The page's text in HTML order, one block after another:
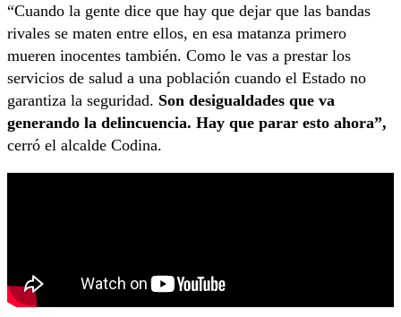
“Cuando la gente dice que hay que dejar que las bandas
rivales se maten entre ellos, en esa matanza primero
mueren inocentes también. Como le vas a prestar los
servicios de salud a una población cuando el Estado no
garantiza la seguridad. Son desigualdades que va
generando la delincuencia. Hay que parar esto ahora”,
cerró el alcalde Codina.